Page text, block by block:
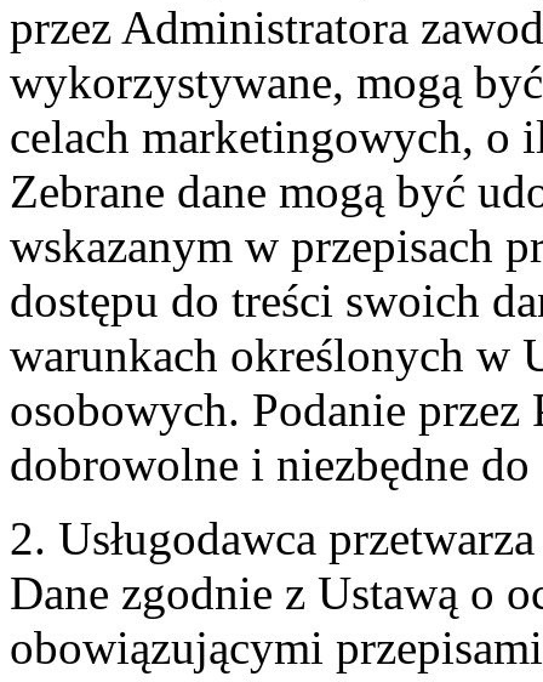
przez Administratora
wykorzystywane, mogą
celach marketingowych, o
Zebrane dane mogą być
wskazanym w przepisach
dostępu do treści swoich
warunkach określonych w
osobowych. Podanie przez
dobrowolne i niezbędne
2. Usługodawca
Dane zgodnie z Ustawą o
obowiązującymi